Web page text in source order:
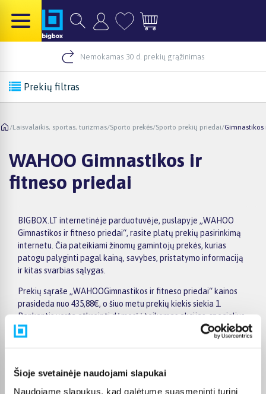
Šioje svetainėje naudojami slapukai
Naudojame slapukus, kad galėtume suasmeninti turinį
Nemokamas 30 d. prekių grąžinimas
Prekių filtras
/Laisvalaikis, sportas, turizmas/Sporto prekės/Sporto prekių priedai/
WAHOO Gimnastikos ir
fitneso priedai
BIGBOX.LT internetinėje parduotuvėje, puslapyje „WAHOO
Gimnastikos ir fitneso priedai“, rasite platų prekių pasirinkimą
internetu. Čia pateikiami žinomų gamintojų prekės, kurias
patogu palyginti pagal kainą, savybes, pristatymo informaciją
ir kitas svarbias sąlygas.
Prekių sąraše „WAHOOGimnastikos ir fitneso priedai“ kainos
prasideda nuo 435,88€, o šiuo metu prekių kiekis siekia 1.
Renkantis verta atkreipti dėmesį į taikomas akcijas, specialius
pasiūlymus, techninius parametrus bei papildomas pirkimo
sąlygas, kad būtų lengviau išsirinkti geriausiai jūsų poreikius
Papildomi pasirinkimai ir prekių savybių filtrai padeda patogiai
susiaurinti asortimentą ir greičiau rasti tinkamą prekę.